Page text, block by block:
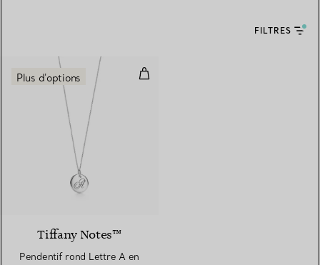
FILTRES
Pendentif rond Lettre A en
Plus d'options
Tiffany Notes™
Pendentif rond Lettre A en